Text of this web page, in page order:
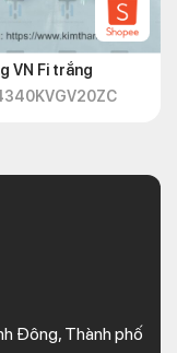
VN Fi trắng
Đông, Thành phố